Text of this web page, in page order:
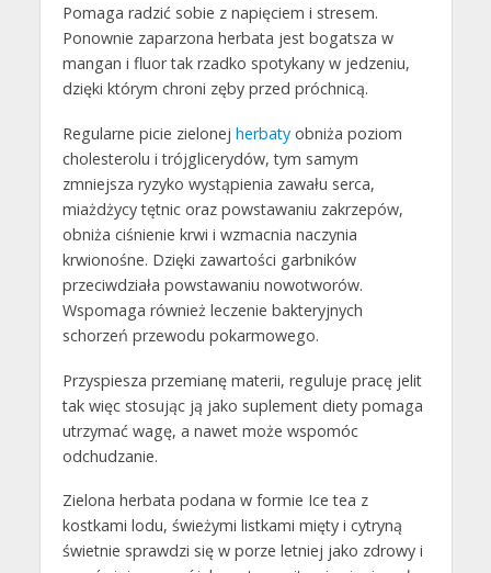
Pomaga radzić sobie z napięciem i stresem.
Ponownie zaparzona herbata jest bogatsza w
mangan i fluor tak rzadko spotykany w jedzeniu,
dzięki którym chroni zęby przed próchnicą.
Regularne picie zielonej herbatyobniża poziom
cholesterolu i trójglicerydów, tym samym
zmniejsza ryzyko wystąpienia zawału serca,
miażdżycy tętnic oraz powstawaniu zakrzepów,
obniża ciśnienie krwi i wzmacnia naczynia
krwionośne. Dzięki zawartości garbników
przeciwdziała powstawaniu nowotworów.
Wspomaga również leczenie bakteryjnych
schorzeń przewodu pokarmowego.
Przyspiesza przemianę materii, reguluje pracę jelit
tak więc stosując ją jako suplement diety pomaga
utrzymać wagę, a nawet może wspomóc
odchudzanie.
Zielona herbata podana w formie Ice tea z
kostkami lodu, świeżymi listkami mięty i cytryną
świetnie sprawdzi się w porze letniej jako zdrowy i